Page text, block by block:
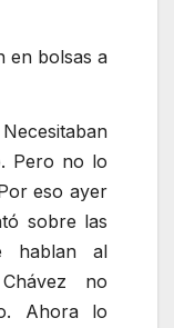
en bolsas a
Pero no lo
eso ayer
sobre las
hablan al
no
Ahora lo